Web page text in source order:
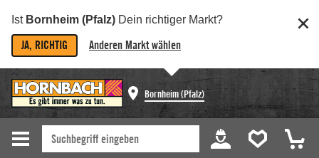
Ist Bornheim (Pfalz) Dein richtiger Markt?
JA, RICHTIG Anderen Markt wählen
Bornheim (Pfalz)